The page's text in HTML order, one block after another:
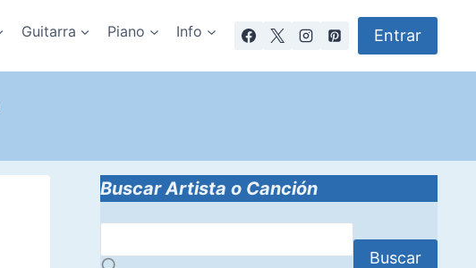
Guitarra Piano Info Entrar
Buscar Artista o Canción
Buscar